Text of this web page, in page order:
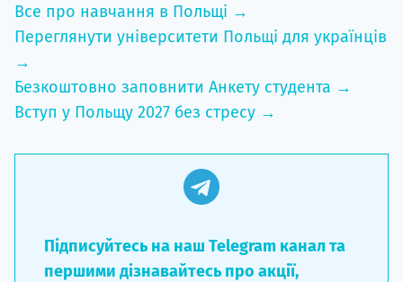
Все про навчання в Польщі →
Переглянути університети Польщі для українців
→
Безкоштовно заповнити Анкету студента →
Вступ у Польщу 2027 без стресу →
Підписуйтесь на наш Telegram канал та
першими дізнавайтесь про акції,